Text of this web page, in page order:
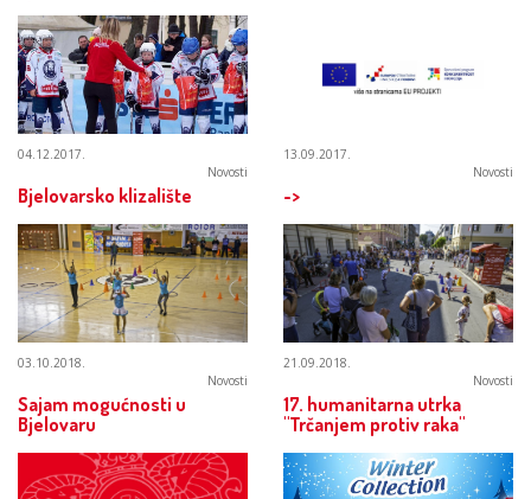
04.12.2017.
Novosti
Bjelovarsko klizalište
13.09.2017.
Novosti
->
03.10.2018.
Novosti
Sajam mogućnosti u
Bjelovaru
21.09.2018.
Novosti
17. humanitarna utrka
"Trčanjem protiv raka"